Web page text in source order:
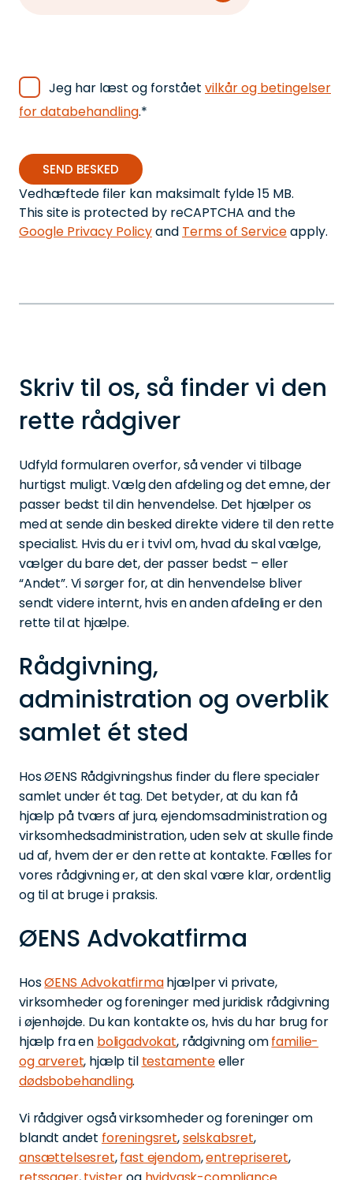
Jeg har læst og forstået vilkår og betingelser
for databehandling.*
Vedhæftede filer kan maksimalt fylde 15 MB.
This site is protected by reCAPTCHA and the
Google Privacy Policyand Terms of Serviceapply.
Skriv til os, så finder vi den
rette rådgiver
Udfyld formularen overfor, så vender vi tilbage
hurtigst muligt. Vælg den afdeling og det emne, der
passer bedst til din henvendelse. Det hjælper os
med at sende din besked direkte videre til den rette
specialist. Hvis du er i tvivl om, hvad du skal vælge,
vælger du bare det, der passer bedst – eller
“Andet”. Vi sørger for, at din henvendelse bliver
sendt videre internt, hvis en anden afdeling er den
rette til at hjælpe.
Rådgivning,
administration og overblik
samlet ét sted
Hos ØENS Rådgivningshus finder du flere specialer
samlet under ét tag. Det betyder, at du kan få
hjælp på tværs af jura, ejendomsadministration og
virksomhedsadministration, uden selv at skulle finde
ud af, hvem der er den rette at kontakte. Fælles for
vores rådgivning er, at den skal være klar, ordentlig
og til at bruge i praksis.
ØENS Advokatfirma
HosØENS Advokatfirmahjælper vi private,
virksomheder og foreninger med juridisk rådgivning
i øjenhøjde. Du kan kontakte os, hvis du har brug for
hjælp fra en boligadvokat, rådgivning omfamilie-
og arveret, hjælp til testamenteeller
dødsbobehandling.
Vi rådgiver også virksomheder og foreninger om
blandt andet foreningsret,selskabsret,
ansættelsesret,fast ejendom,entrepriseret,